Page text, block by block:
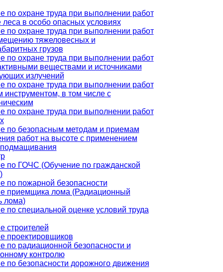
по охране труда при выполнении работ
леса в особо опасных условиях
по охране труда при выполнении работ
тяжеловесных и
грузов
по охране труда при выполнении работ
веществами и источниками
излучений
по охране труда при выполнении работ
инструментом, в том числе с
по охране труда при выполнении работ
по безопасным методам и приемам
работ на высоте с применением
подмащивания
по ГОЧС (Обучение по гражданской
по пожарной безопасности
приемщика лома (Радиационный
лома)
по специальной оценке условий труда
строителей
проектировщиков
по радиационной безопасности и
контролю
по безопасности дорожного движения